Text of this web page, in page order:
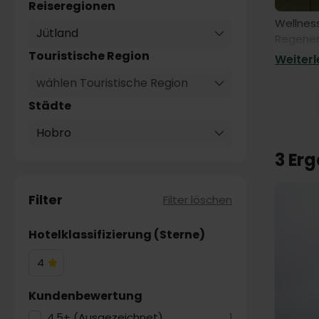
Reiseregionen
Jütland
Touristische Region
wählen Touristische Region
Städte
Hobro
Filter Filter löschen
Hotelklassifizierung (Sterne)
4
4
Kundenbewertung
und
3